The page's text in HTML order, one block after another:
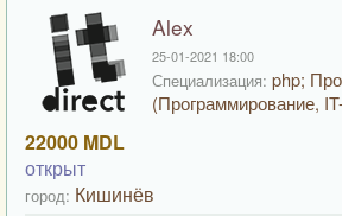
Alex
25-01-2021 18:00
Специализация: php;
(Программирование,
22000 MDL
открыт
город: Кишинёв